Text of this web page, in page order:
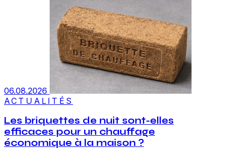
06.08.2026
ACTUALITÉS
Les briquettes de nuit sont-elles
efficaces pour un chauffage
économique à la maison ?